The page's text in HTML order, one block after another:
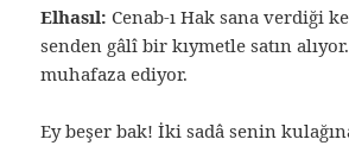
Elhasıl: Cenab-ı Hak sana verdiği
senden gâlî bir kıymetle satın
muhafaza ediyor.
Ey beşer bak! İki sadâ senin